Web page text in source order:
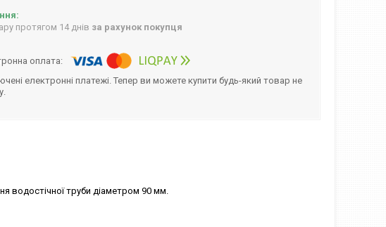
протягом 14 днів за рахунок покупця
електронні платежі. Тепер ви можете купити будь-який товар не
водостічної труби діаметром 90 мм.